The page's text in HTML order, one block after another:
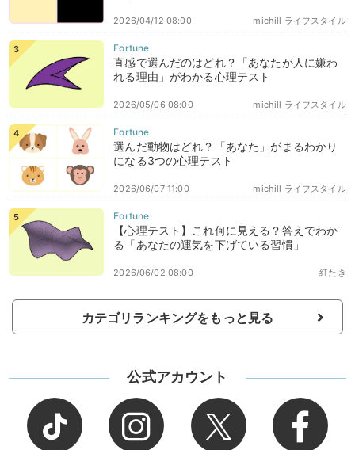
michill ライフスタイル
2026/04/12 08:00
直感で選んだのはどれ？「あなたが人に嫌わ
れる理由」がわかる心理テスト
michill ライフスタイル
2026/05/06 08:00
選んだ動物はどれ？「あなた」がまるわかり
になる3つの心理テスト
michill ライフスタイル
2026/06/07 11:00
【心理テスト】これ何に見える？答えでわか
る「あなたの運気を下げている習慣」
紅たき
2026/06/02 08:00
カテゴリランキングをもっと見る
公式アカウント